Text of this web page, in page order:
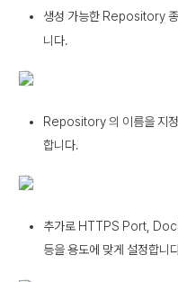
생성 가능한 Repository 종
니다.
Repository 의 이름을 지
합니다.
추가로 HTTPS Port,
등을 용도에 맞게 설정합니